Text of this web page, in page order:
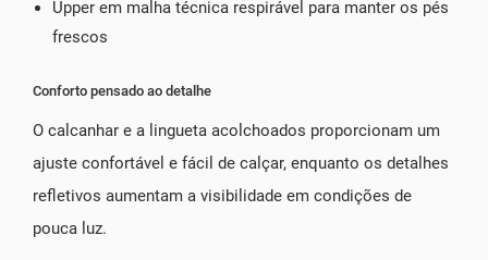
Upper em malha técnica respirável para manter os pés
frescos
Conforto pensado ao detalhe
O calcanhar e a lingueta acolchoados proporcionam um
ajuste confortável e fácil de calçar, enquanto os detalhes
refletivos aumentam a visibilidade em condições de
pouca luz.